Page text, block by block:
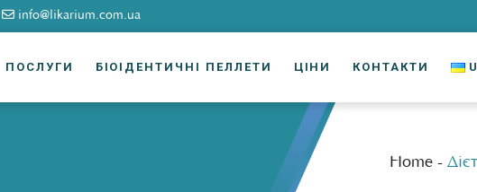
info@likarium.com.ua
ПОСЛУГИ БІОІДЕНТИЧНІ ПЕЛЛЕТИ ЦІНИ КОНТАКТИ
Home -